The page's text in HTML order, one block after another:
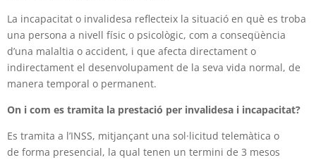
La incapacitat o invalidesa reflecteix la situació en què es troba
una persona a nivell físic o psicològic, com a conseqüència
d’una malaltia o accident, i que afecta directament o
indirectament el desenvolupament de la seva vida normal, de
manera temporal o permanent.
On i com es tramita la prestació per invalidesa i incapacitat?
Es tramita a l’INSS, mitjançant una sol·licitud telemàtica o
de forma presencial, la qual tenen un termini de 3 mesos